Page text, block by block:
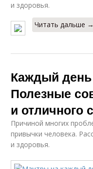
и здоровья.
Читать дальше →
Каждый
Полезные
и отличного
Причиной многих
привычки человека.
и здоровья.